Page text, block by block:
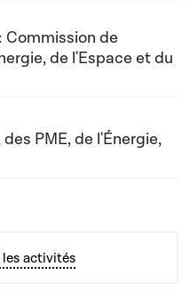
Commission de
de l'Espace et du
PME, de l'Énergie,
activités